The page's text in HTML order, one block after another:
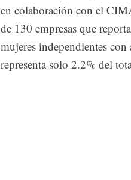
en colaboración con el
de 130 empresas que
mujeres independientes
representa solo 2.2% del